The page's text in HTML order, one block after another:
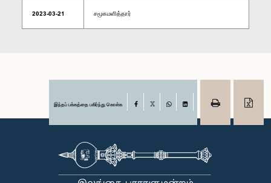
2023-03-21 சமூகமளித்தார்
இந்தப் பக்கத்தை பகிர்ந்து கொள்க Facebook